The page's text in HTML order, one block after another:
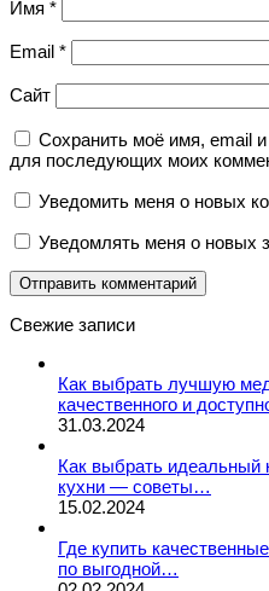
Имя *
Email *
Сайт
Сохранить моё имя, email
для последующих моих
Уведомить меня о новых
Уведомлять меня о новых
Свежие записи
Как выбрать лучшую
качественного и
31.03.2024
Как выбрать идеальный
кухни — советы…
15.02.2024
Где купить
по выгодной…